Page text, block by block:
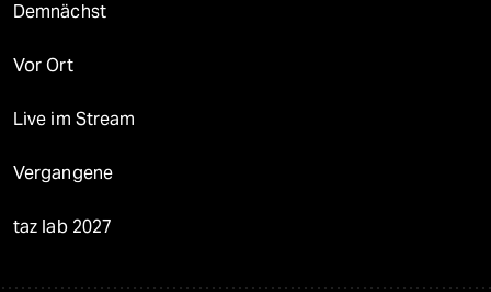
Demnächst
Vor Ort
Live im Stream
Vergangene
taz lab 2027